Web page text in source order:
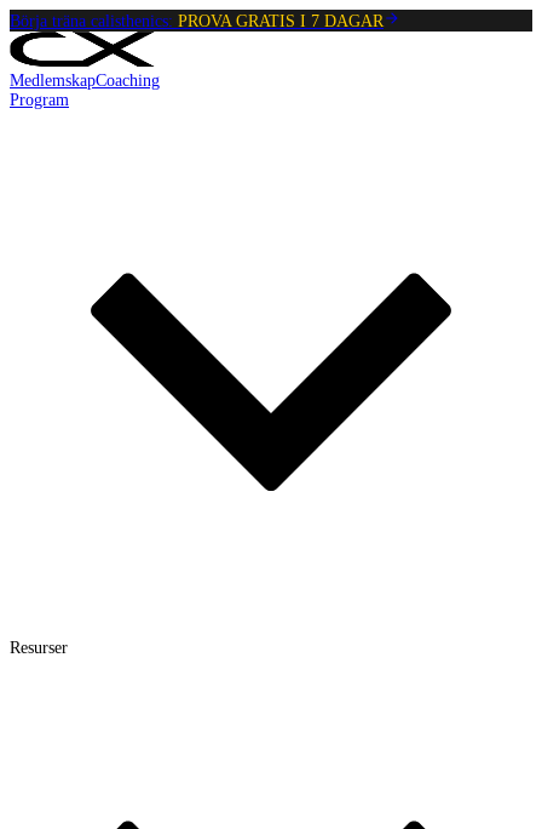
Börja träna calisthenics: PROVA GRATIS I 7 DAGAR
MedlemskapCoaching
Program
Resurser